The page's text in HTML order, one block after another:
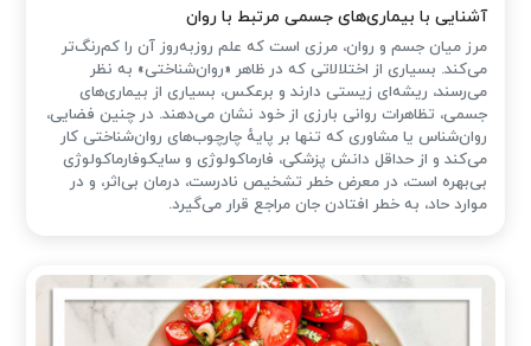
آشنایی با بیماری‌های جسمی مرتبط با روان
مرز میان جسم و روان، مرزی است که علم روزبه‌روز آن را کم‌رنگ‌تر
می‌کند. بسیاری از اختلالاتی که در ظاهر «روان‌شناختی» به نظر
می‌رسند، ریشه‌ای زیستی دارند و برعکس، بسیاری از بیماری‌های
جسمی، تظاهرات روانی بارزی از خود نشان می‌دهند. در چنین فضایی،
روان‌شناس یا مشاوری که تنها بر پایهٔ چارچوب‌های روان‌شناختی کار
می‌کند و از حداقل دانش پزشکی، فارماکولوژی و سایکوفارماکولوژی
بی‌بهره است، در معرض خطر تشخیص نادرست، درمان بی‌اثر، و در
موارد حاد، به خطر افتادن جان مراجع قرار می‌گیرد.